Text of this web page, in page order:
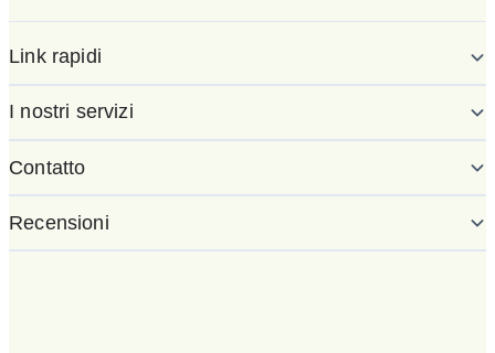
Link rapidi
I nostri servizi
Contatto
Recensioni